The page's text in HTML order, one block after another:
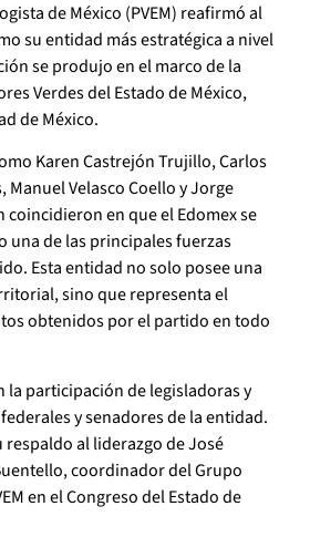
de México (PVEM) reafirmó al
su entidad más estratégica a nivel
se produjo en el marco de la
Verdes del Estado de México,
de México.
Karen Castrejón Trujillo, Carlos
Manuel Velasco Coello y Jorge
coincidieron en que el Edomex se
una de las principales fuerzas
Esta entidad no solo posee una
sino que representa el
obtenidos por el partido en todo
la participación de legisladoras y
y senadores de la entidad.
al liderazgo de José
coordinador del Grupo
en el Congreso del Estado de